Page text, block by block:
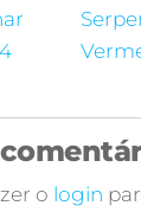
o login